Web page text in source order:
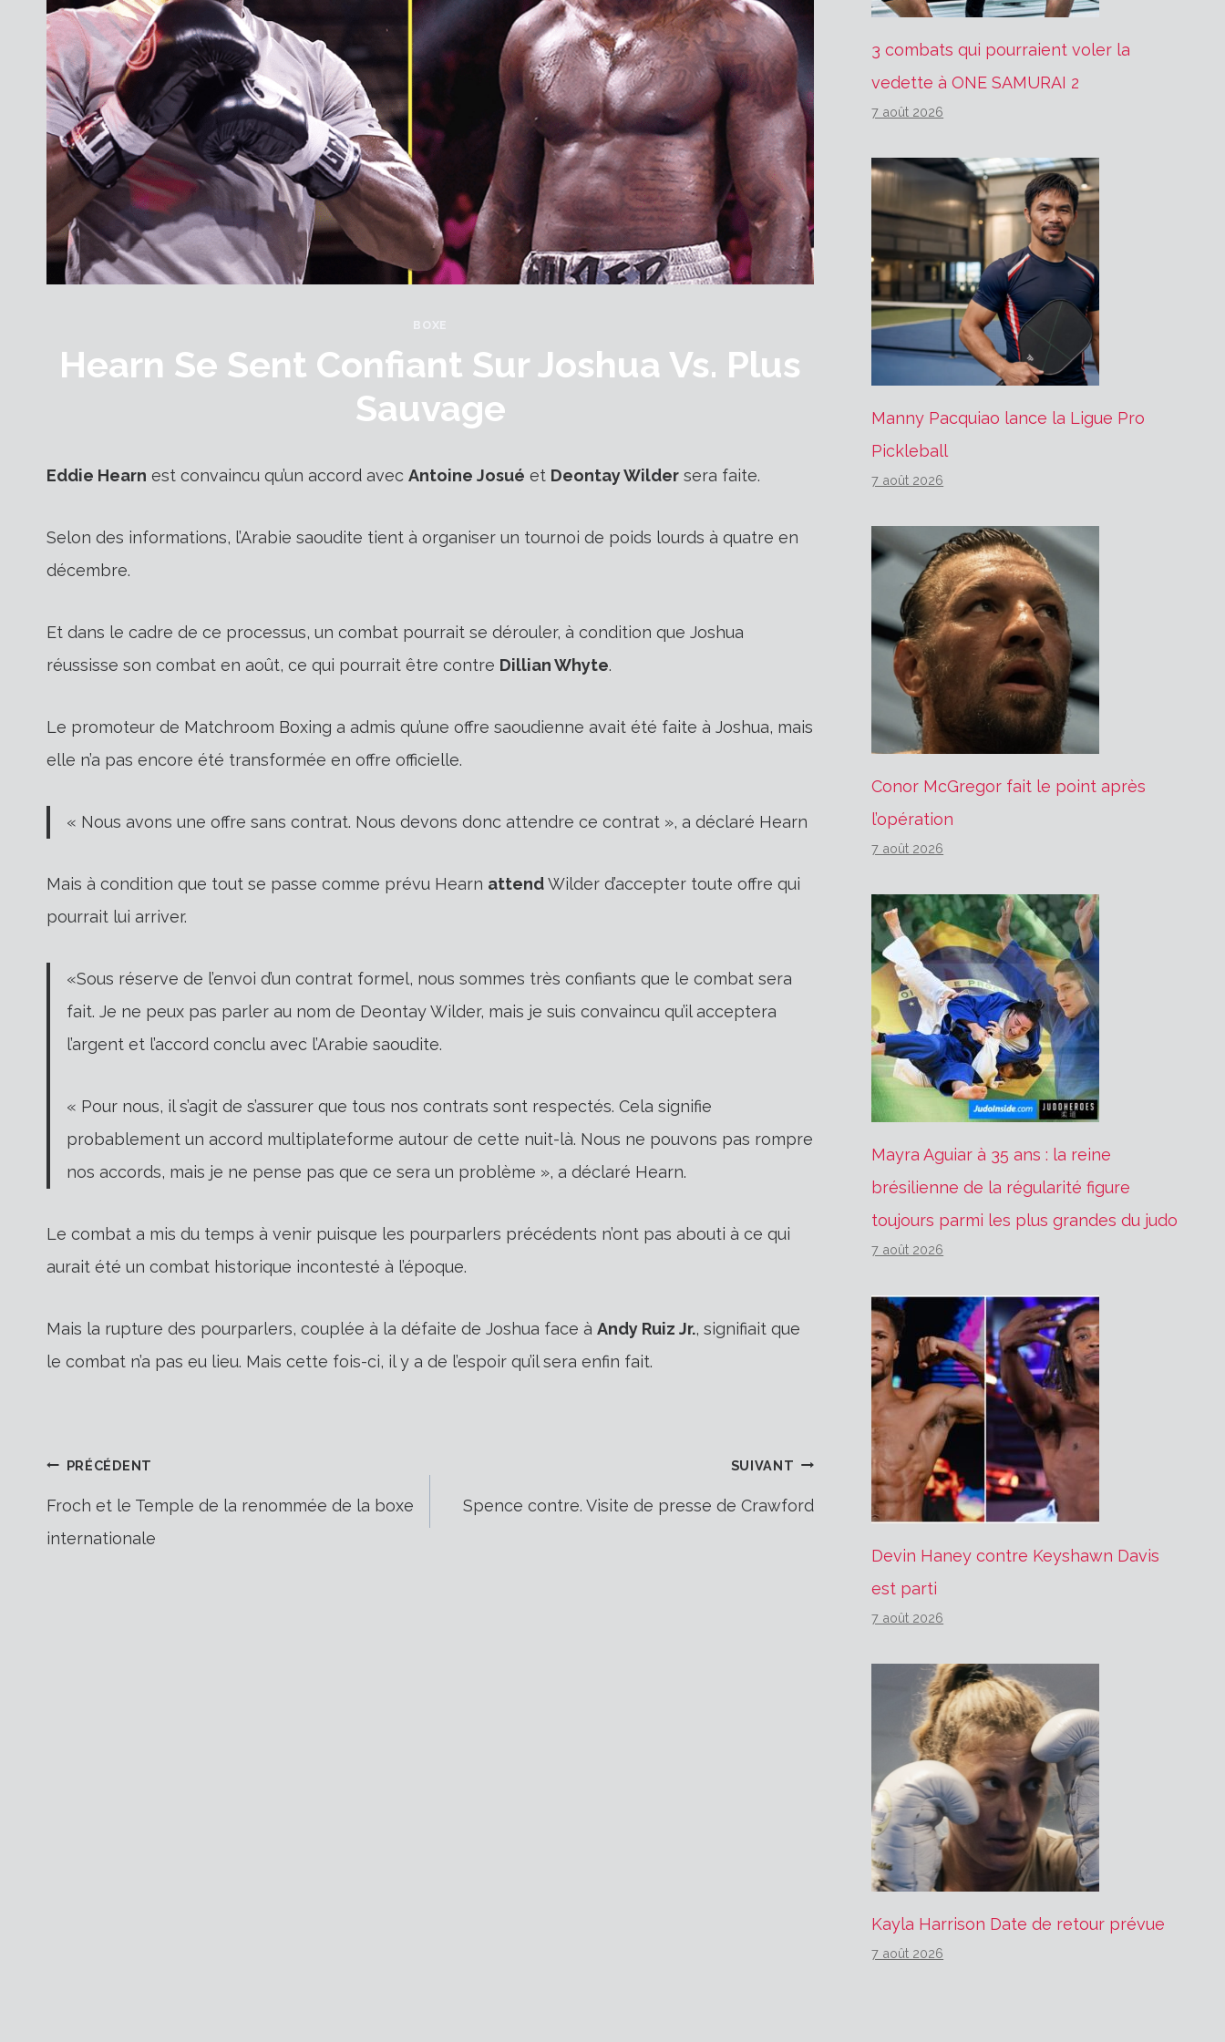
BOXE
Hearn Se Sent Confiant Sur Joshua Vs. Plus
Sauvage
Eddie Hearn est convaincu qu’un accord avec Antoine Josué et Deontay Wilder sera faite.
Selon des informations, l’Arabie saoudite tient à organiser un tournoi de poids lourds à quatre en
décembre.
Et dans le cadre de ce processus, un combat pourrait se dérouler, à condition que Joshua
réussisse son combat en août, ce qui pourrait être contre Dillian Whyte.
Le promoteur de Matchroom Boxing a admis qu’une offre saoudienne avait été faite à Joshua, mais
elle n’a pas encore été transformée en offre officielle.
« Nous avons une offre sans contrat. Nous devons donc attendre ce contrat », a déclaré Hearn
Mais à condition que tout se passe comme prévu Hearn attendWilder d’accepter toute offre qui
pourrait lui arriver.
«Sous réserve de l’envoi d’un contrat formel, nous sommes très confiants que le combat sera
fait. Je ne peux pas parler au nom de Deontay Wilder, mais je suis convaincu qu’il acceptera
l’argent et l’accord conclu avec l’Arabie saoudite.
« Pour nous, il s’agit de s’assurer que tous nos contrats sont respectés. Cela signifie
probablement un accord multiplateforme autour de cette nuit-là. Nous ne pouvons pas rompre
nos accords, mais je ne pense pas que ce sera un problème », a déclaré Hearn.
Le combat a mis du temps à venir puisque les pourparlers précédents n’ont pas abouti à ce qui
aurait été un combat historique incontesté à l’époque.
Mais la rupture des pourparlers, couplée à la défaite de Joshua face à Andy Ruiz Jr., signifiait que
le combat n’a pas eu lieu. Mais cette fois-ci, il y a de l’espoir qu’il sera enfin fait.
Navigation
PRÉCÉDENT
Froch et le Temple de la renommée de la boxe
internationale
SUIVANT
Spence contre. Visite de presse de Crawford
3 combats qui pourraient voler la
vedette à ONE SAMURAI 2
7 août 2026
Manny Pacquiao lance la Ligue Pro
Pickleball
7 août 2026
Conor McGregor fait le point après
l’opération
7 août 2026
Mayra Aguiar à 35 ans : la reine
brésilienne de la régularité figure
toujours parmi les plus grandes du judo
7 août 2026
Devin Haney contre Keyshawn Davis
est parti
7 août 2026
Kayla Harrison Date de retour prévue
7 août 2026